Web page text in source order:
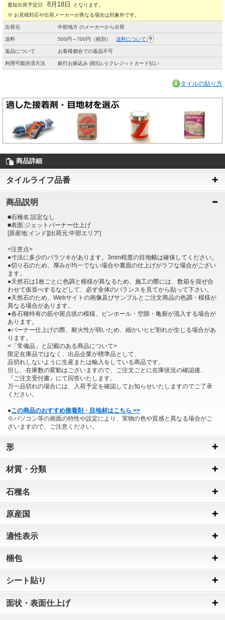
最短出荷予定日
8月18日
となります。
※ お見積対応や出荷メーカーが異なる場合は対象外です。
出荷元 中部地方 のメーカーから出荷
送料 500円～700円（税別） 送料について
返品について お客様都合での返品不可
利用可能決済方法 銀行お振込み (前払い) クレジットカード払い
タイルの貼り方
商品詳細
タイルライフ品番
商品説明
■石種名:設定なし
■表面:ジェットバーナー仕上げ
[原産地:インド][出荷元:中部エリア]
<注意点>
●寸法に多少のバラツキがあります。3mm程度の目地幅は確保してください。
●切り石のため、厚みが均一でない場合や裏面の仕上げがラフな場合がござい
ます。
●天然石は1枚ごとに色調と模様が異なるため、施工の際には、数箱を混ぜ合
わせて仮並べするなどして、必ず全体のバランスを見てから貼って下さい。
●天然石のため、Webサイトの画像及びサンプルとご注文商品の色調・模様が
異なる場合があります。
●各石種特有の筋や斑点状の模様、ピンホール・空隙・亀裂が混入する場合が
あります。
●バーナー仕上げの際、耐火性が弱いため、細かいヒビ割れが生じる場合があ
ります。
<「常備品」と記載のある商品について>
限定在庫品ではなく、出品企業が標準品として、
品切れしないように生産または輸入をしている商品です。
但し、在庫数の変動はございますので、ご注文ごとに在庫状況の確認後、
『ご注文受付書』にて回答いたします。
万一品切れの場合には、入荷予定を確認してお知らせいたしますのでご了承
ください。
●この商品のおすすめ接着剤・目地材はこちら >>
※パソコン等の画面の特性や設定により、実物の色や質感と異なる場合がご
ざいますので、ご注意ください。
形
材質・分類
石種名
原産国
適性表示
梱包
シート貼り
面状・表面仕上げ